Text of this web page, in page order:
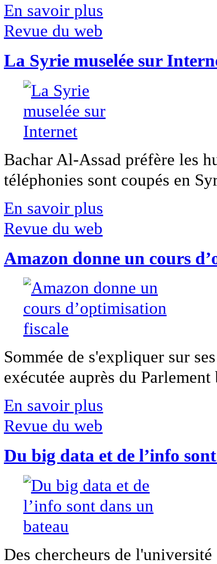
En savoir plus
Revue du web
La Syrie muselée sur
Bachar Al-Assad préfère les
téléphonies sont coupés en
En savoir plus
Revue du web
Amazon donne un cours
Sommée de s'expliquer sur
exécutée auprès du
En savoir plus
Revue du web
Du big data et de l’info
Des chercheurs de